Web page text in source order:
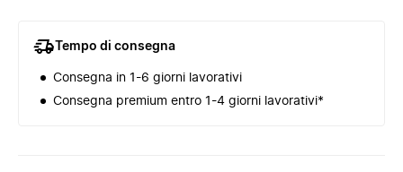
Tempo di consegna
Consegna in 1-6 giorni lavorativi
Consegna premium entro 1-4 giorni lavorativi*